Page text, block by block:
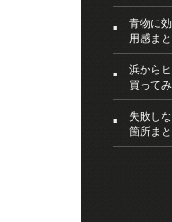
青物に
用感ま
浜から
買って
失敗し
箇所ま